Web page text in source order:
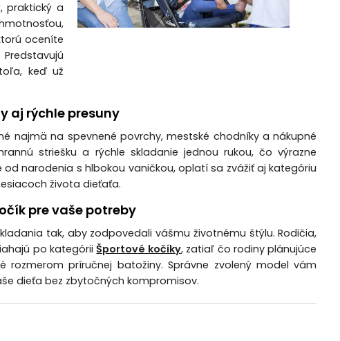
praktický a
oceníte
keď už
aj rýchle presuny
najmä na spevnené povrchy, mestské chodníky a nákupné
striešku a rýchle skladanie jednou rukou, čo výrazne
narodenia s hlbokou vaničkou, oplatí sa zvážiť aj kategóriu
života dieťaťa.
pre vaše potreby
tak, aby zodpovedali vášmu životnému štýlu. Rodičia,
po kategóriiŠportové kočíky, zatiaľ čo rodiny plánujúce
rozmerom príručnej batožiny. Správne zvolený model vám
dieťa bez zbytočných kompromisov.